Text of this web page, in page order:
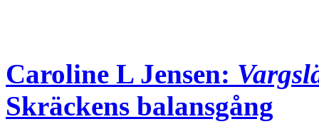
Caroline L Jensen:
Skräckens balansgång